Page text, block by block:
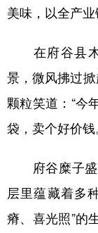
广东
陕西
新疆
美味，以全产业
在府谷县木
景，微风拂过
颗粒笑道：“今
袋，卖个好价钱
府谷糜子盛
层里蕴藏着多
瘠、喜光照”的